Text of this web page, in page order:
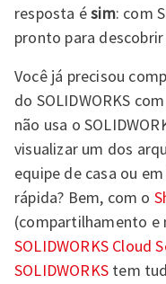
resposta ésim: com
pronto para
Você já precisou
do SOLIDWORKS
não usa o
visualizar um dos
equipe de casa ou
rápida? Bem, com o
(compartilhamento e
SOLIDWORKS Cloud
SOLIDWORKS tem